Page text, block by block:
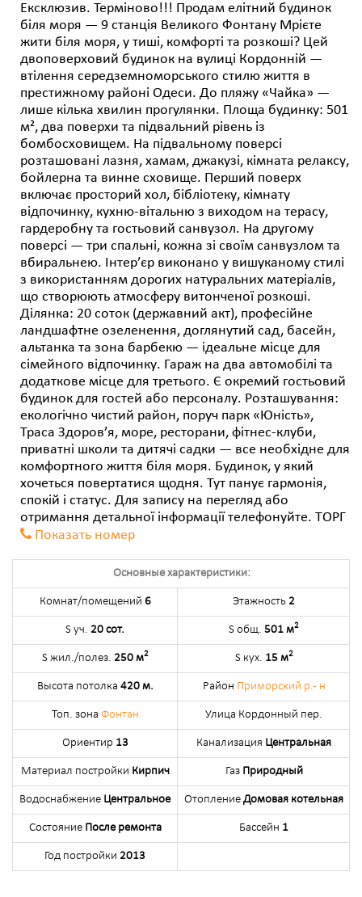
Ексклюзив. Терміново!!! Продам елітний будинок
біля моря — 9 станція Великого Фонтану Мрієте
жити біля моря, у тиші, комфорті та розкоші? Цей
двоповерховий будинок на вулиці Кордонній —
втілення середземноморського стилю життя в
престижному районі Одеси. До пляжу «Чайка» —
лише кілька хвилин прогулянки. Площа будинку: 501
м², два поверхи та підвальний рівень із
бомбосховищем. На підвальному поверсі
розташовані лазня, хамам, джакузі, кімната релаксу,
бойлерна та винне сховище. Перший поверх
включає просторий хол, бібліотеку, кімнату
відпочинку, кухню-вітальню з виходом на терасу,
гардеробну та гостьовий санвузол. На другому
поверсі — три спальні, кожна зі своїм санвузлом та
вбиральнею. Інтер’єр виконано у вишуканому стилі
з використанням дорогих натуральних матеріалів,
що створюють атмосферу витонченої розкоші.
Ділянка: 20 соток (державний акт), професійне
ландшафтне озеленення, доглянутий сад, басейн,
альтанка та зона барбекю — ідеальне місце для
сімейного відпочинку. Гараж на два автомобілі та
додаткове місце для третього. Є окремий гостьовий
будинок для гостей або персоналу. Розташування:
екологічно чистий район, поруч парк «Юність»,
Траса Здоров’я, море, ресторани, фітнес-клуби,
приватні школи та дитячі садки — все необхідне для
комфортного життя біля моря. Будинок, у який
хочеться повертатися щодня. Тут панує гармонія,
спокій і статус. Для запису на перегляд або
отримання детальної інформації телефонуйте. ТОРГ
Показать номер
Основные характеристики:
Комнат/помещений 6 Этажность 2
S уч. 20 сот. S общ. 501 м2
S жил./полез. 250 м2 S кух. 15 м2
Высота потолка 420 м. Район Приморский р.- н
Топ. зона Фонтан Улица Кордонный пер.
Ориентир 13 Канализация Центральная
Материал постройки Кирпич Газ Природный
Водоснабжение Центральное Отопление Домовая котельная
Состояние После ремонта Бассейн 1
Год постройки 2013